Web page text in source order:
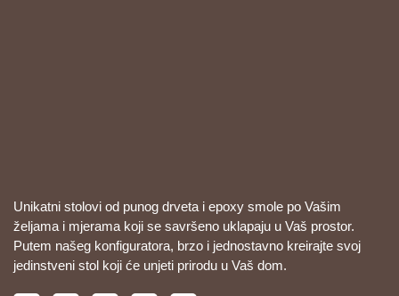
Unikatni stolovi od punog drveta i epoxy smole po Vašim
željama i mjerama koji se savršeno uklapaju u Vaš prostor.
Putem našeg konfiguratora, brzo i jednostavno kreirajte svoj
jedinstveni stol koji će unjeti prirodu u Vaš dom.